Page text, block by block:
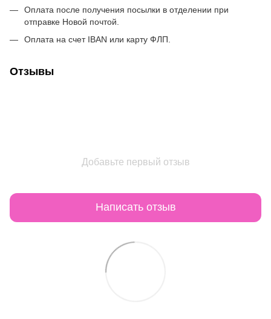
Оплата после получения посылки в отделении при
отправке Новой почтой.
Оплата на счет IBAN или карту ФЛП.
Отзывы
Добавьте первый отзыв
Написать отзыв